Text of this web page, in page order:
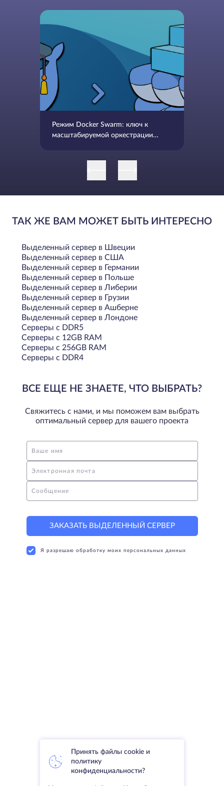
Режим Docker Swarm: ключ к
масштабируемой оркестрации
ТАК ЖЕ ВАМ МОЖЕТ БЫТЬ ИНТЕРЕСНО
Выделенный сервер в Швеции
Выделенный сервер в США
Выделенный сервер в Германии
Выделенный сервер в Польше
Выделенный сервер в Либерии
Выделенный сервер в Грузии
Выделенный сервер в Ашберне
Выделенный сервер в Лондоне
Серверы с DDR5
Серверы с 12GB RAM
Серверы с 256GB RAM
Серверы с DDR4
ВСЕ ЕЩЕ НЕ ЗНАЕТЕ, ЧТО ВЫБРАТЬ?
Свяжитесь с нами, и мы поможем вам выбрать
оптимальный сервер для вашего проекта
Ваше имя
Электронная почта
Сообщение
ЗАКАЗАТЬ ВЫДЕЛЕННЫЙ СЕРВЕР
Я разрешаю обработку моих персональных данных
Принять файлы cookie и
политику
конфиденциальности?